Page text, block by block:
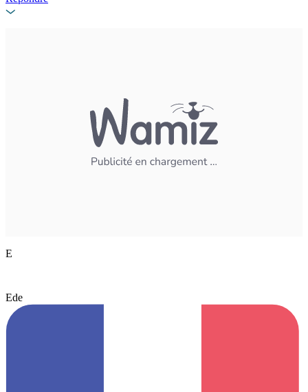
E
Ede